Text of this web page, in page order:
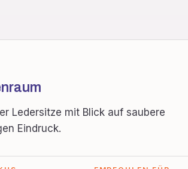
Ledersitze mit Blick auf saubere
Eindruck.